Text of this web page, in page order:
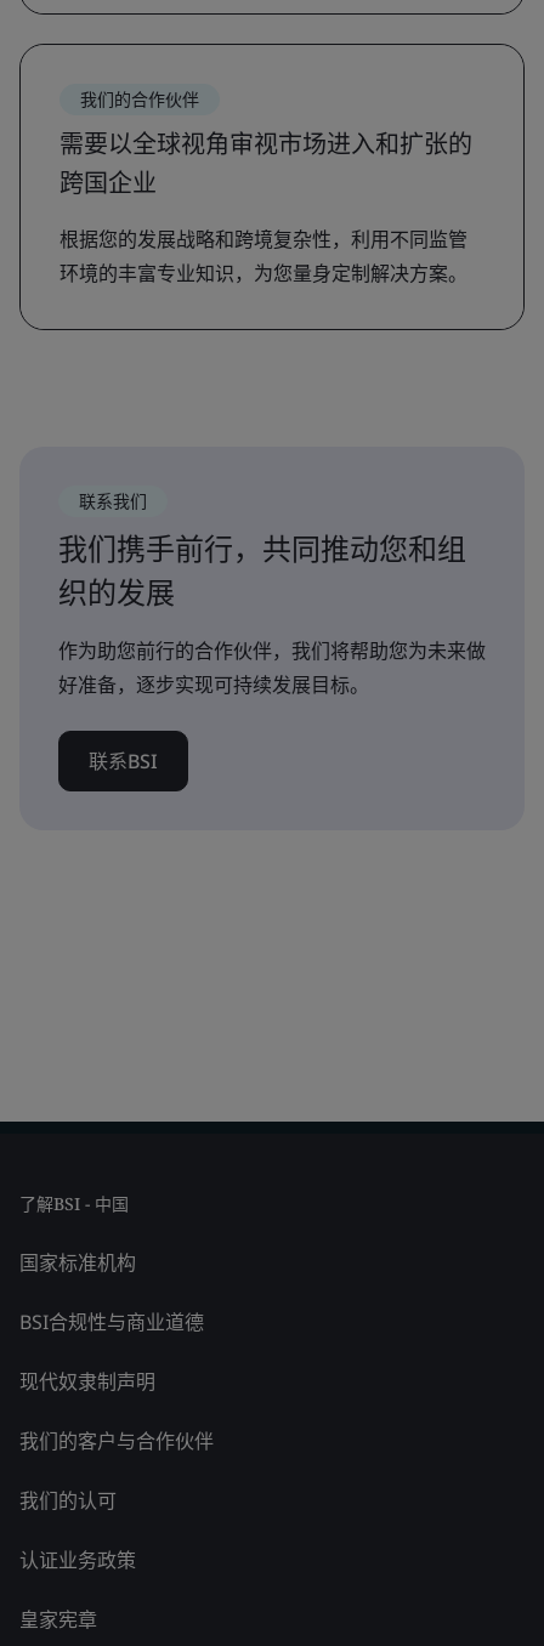
我们的合作伙伴
需要以全球视角审视市场进入和扩张的
跨国企业
根据您的发展战略和跨境复杂性，利用不同监管
环境的丰富专业知识，为您量身定制解决方案。
联系我们
我们携手前行，共同推动您和组
织的发展
作为助您前行的合作伙伴，我们将帮助您为未来做
好准备，逐步实现可持续发展目标。
联系BSI
了解BSI - 中国
国家标准机构
BSI合规性与商业道德
现代奴隶制声明
我们的客户与合作伙伴
我们的认可
认证业务政策
皇家宪章